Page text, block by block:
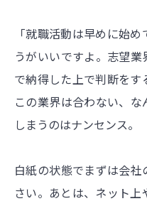
「就職活動は早めに始
うがいいですよ。志望
で納得した上で判断を
この業界は合わない、
しまうのはナンセンス。
白紙の状態でまずは会
さい。あとは、ネット